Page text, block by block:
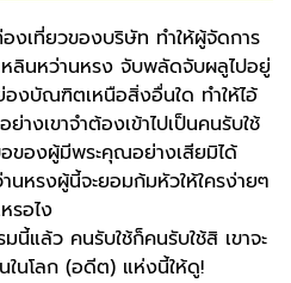
องเที่ยวของบริษัท ทำให้ผู้จัดการ
ลินหว่านหรง จับพลัดจับผลูไปอยู่
องบัณฑิตเหนือสิ่งอื่นใด ทำให้ไอ้
งเขาจำต้องเข้าไปเป็นคนรับใช้
ของผู้มีพระคุณอย่างเสียมิได้
หรงผู้นี้จะยอมก้มหัวให้ใครง่ายๆ
หรอไง
นี้แล้ว คนรับใช้ก็คนรับใช้สิ เขาจะ
ในโลก (อดีต) แห่งนี้ให้ดู!